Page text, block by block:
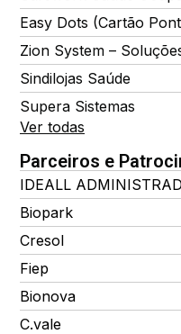
Easy Dots (Cartão
Zion System –
Sindilojas Saúde
Supera Sistemas
Ver todas
Parceiros e
Biopark
Cresol
Fiep
Bionova
C.vale